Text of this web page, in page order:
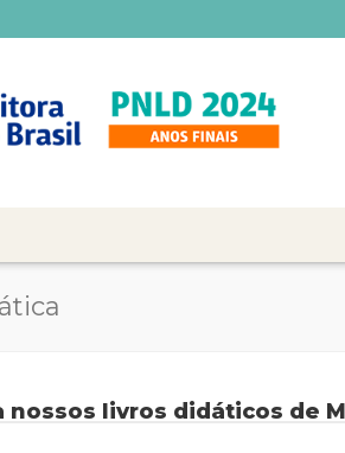
nossos livros didáticos de